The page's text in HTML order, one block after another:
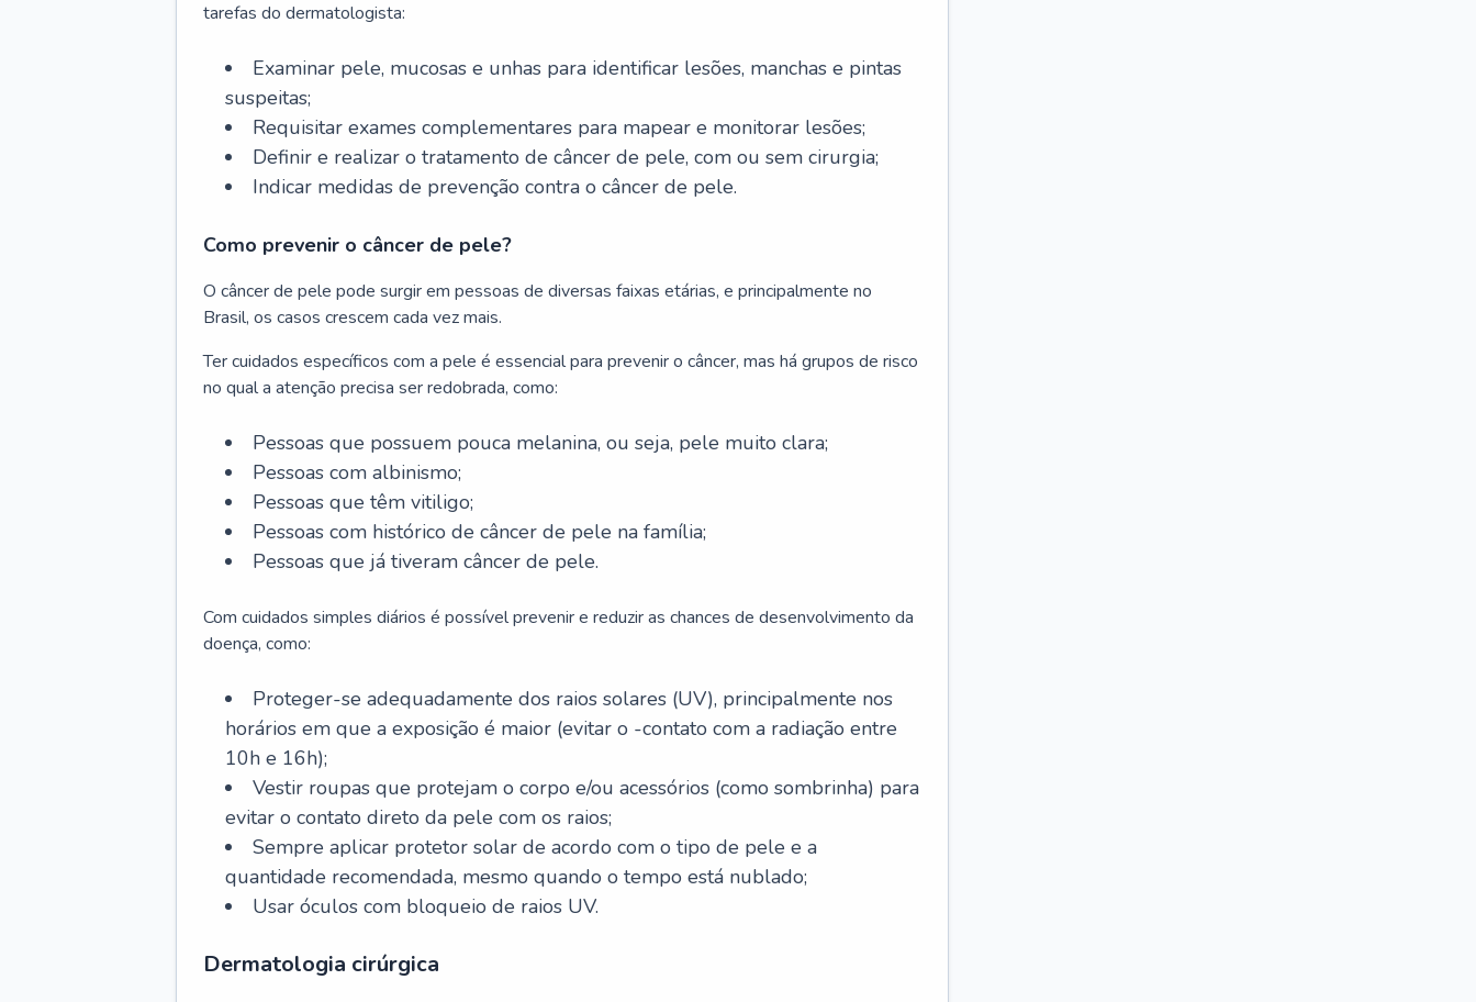
tarefas do dermatologista:
Examinar pele, mucosas e unhas para identificar lesões, manchas e pintas
suspeitas;
Requisitar exames complementares para mapear e monitorar lesões;
Definir e realizar o tratamento de câncer de pele, com ou sem cirurgia;
Indicar medidas de prevenção contra o câncer de pele.
Como prevenir o câncer de pele?
O câncer de pele pode surgir em pessoas de diversas faixas etárias, e principalmente no
Brasil, os casos crescem cada vez mais.
Ter cuidados específicos com a pele é essencial para prevenir o câncer, mas há grupos de risco
no qual a atenção precisa ser redobrada, como:
Pessoas que possuem pouca melanina, ou seja, pele muito clara;
Pessoas com albinismo;
Pessoas que têm vitiligo;
Pessoas com histórico de câncer de pele na família;
Pessoas que já tiveram câncer de pele.
Com cuidados simples diários é possível prevenir e reduzir as chances de desenvolvimento da
doença, como:
Proteger-se adequadamente dos raios solares (UV), principalmente nos
horários em que a exposição é maior (evitar o -contato com a radiação entre
10h e 16h);
Vestir roupas que protejam o corpo e/ou acessórios (como sombrinha) para
evitar o contato direto da pele com os raios;
Sempre aplicar protetor solar de acordo com o tipo de pele e a
quantidade recomendada, mesmo quando o tempo está nublado;
Usar óculos com bloqueio de raios UV.
Dermatologia cirúrgica